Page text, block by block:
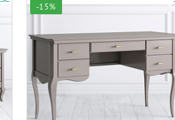
-15%